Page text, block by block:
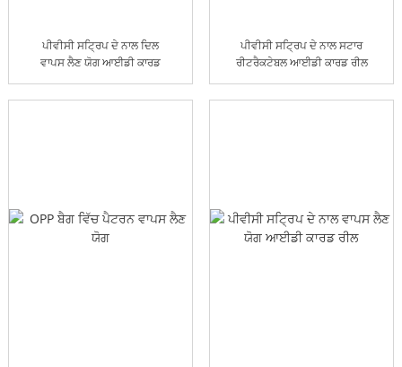
ਪੀਵੀਸੀ ਸਟ੍ਰਿਪ ਦੇ ਨਾਲ ਦਿਲ
ਵਾਪਸ ਲੈਣ ਯੋਗ ਆਈਡੀ ਕਾਰਡ
ਪੀਵੀਸੀ ਸਟ੍ਰਿਪ ਦੇ ਨਾਲ ਸਟਾਰ
ਰੀਟਰੈਕਟੇਬਲ ਆਈਡੀ ਕਾਰਡ ਰੀਲ